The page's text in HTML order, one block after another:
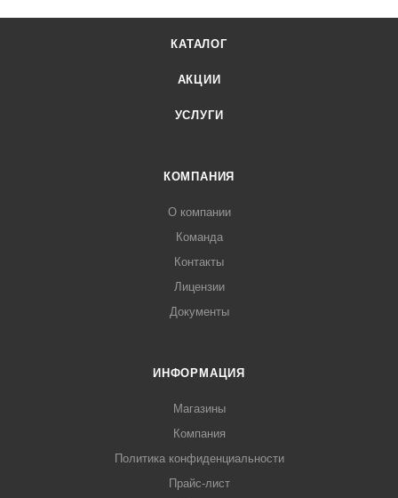
КАТАЛОГ
АКЦИИ
УСЛУГИ
КОМПАНИЯ
О компании
Команда
Контакты
Лицензии
Документы
ИНФОРМАЦИЯ
Магазины
Компания
Политика конфиденциальности
Прайс-лист